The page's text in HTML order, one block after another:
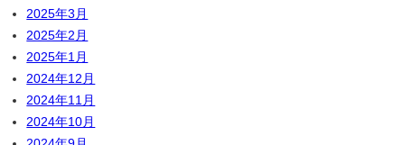
2025年3月
2025年2月
2025年1月
2024年12月
2024年11月
2024年10月